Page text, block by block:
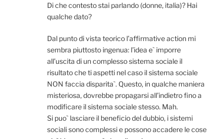
Di che contesto stai parlando (donne, italia)? Hai
qualche dato?
Dal punto di vista teorico l’affirmative action mi
sembra piuttosto ingenua: l’idea e` imporre
all’uscita di un complesso sistema sociale il
risultato che ti aspetti nel caso il sistema sociale
NON faccia disparita`. Questo, in qualche maniera
misteriosa, dovrebbe propagarsi all’indietro fino a
modificare il sistema sociale stesso. Mah.
Si puo` lasciare il beneficio del dubbio, i sistemi
sociali sono complessi e possono accadere le cose